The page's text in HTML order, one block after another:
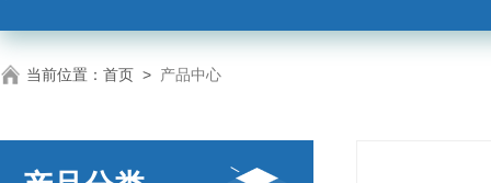
当前位置： 首页 > 产品中心